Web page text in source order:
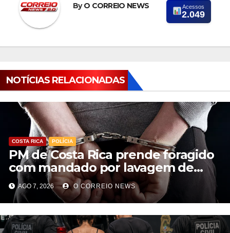
ByO CORREIO NEWS Acessos
2.049
NOTÍCIAS RELACIONADAS
COSTA RICA POLÍCIA
PM de Costa Rica prende foragido
com mandado por lavagem de
dinheiro e estelionato
AGO 7, 2026 O CORREIO NEWS